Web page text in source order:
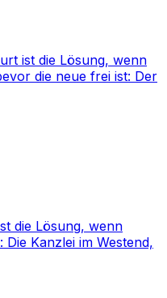
ist die Lösung, wenn
die neue frei ist: Der
die Lösung, wenn
Kanzlei im Westend,